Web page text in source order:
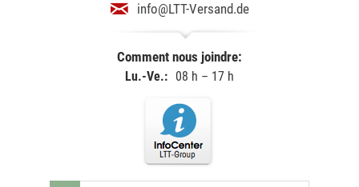
info@LTT-Versand.de
Comment nous joindre:
Lu.-Ve.: 08 h – 17 h